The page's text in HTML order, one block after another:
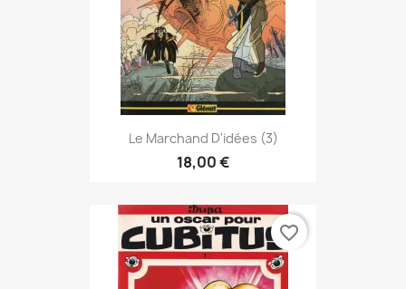
Le Marchand D'idées (3)
18,00 €
favorite_border